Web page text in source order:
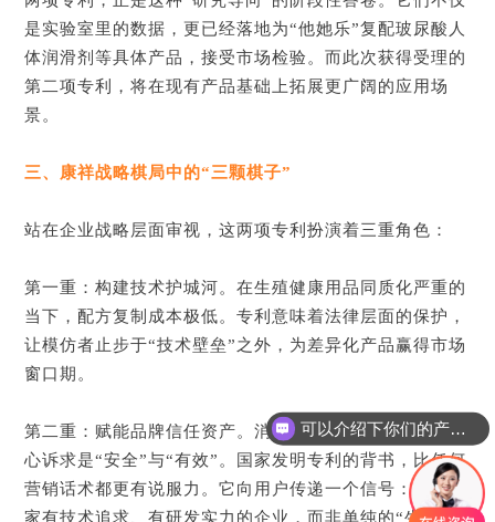
是实验室里的数据，更已经落地为“他她乐”复配玻尿酸人
体润滑剂等具体产品，接受市场检验。而此次获得受理的
第二项专利，将在现有产品基础上拓展更广阔的应用场
景。
三、康祥战略棋局中的“三颗棋子”
站在企业战略层面审视，这两项专利扮演着三重角色：
第一重：构建技术护城河。在生殖健康用品同质化严重的
当下，配方复制成本极低。专利意味着法律层面的保护，
让模仿者止步于“技术壁垒”之外，为差异化产品赢得市场
窗口期。
第二重：赋能品牌信任资产。消费者对生殖健康产品的核
心诉求是“安全”与“有效”。国家发明专利的背书，比任何
营销话术都更有说服力。它向用户传递一个信号：这是一
家有技术追求、有研发实力的企业，而非单纯的“生产
可以介绍下你们的产品么？